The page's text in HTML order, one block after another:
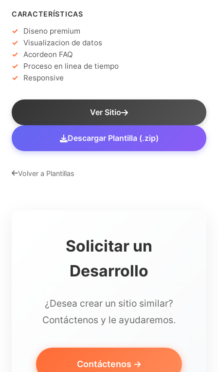
CARACTERÍSTICAS
Diseno premium
Visualizacion de datos
Acordeon FAQ
Proceso en linea de tiempo
Responsive
Ver Sitio
Descargar Plantilla (.zip)
Volver a Plantillas
Solicitar un
Desarrollo
¿Desea crear un sitio similar?
Contáctenos y le ayudaremos.
Contáctenos →